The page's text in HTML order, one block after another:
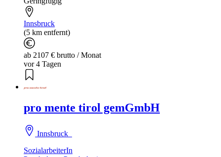
Innsbruck
(5 km entfernt)
ab 2107 € brutto / Monat
vor 4 Tagen
pro mente tirol gemGmbH
Innsbruck
SozialarbeiterIn